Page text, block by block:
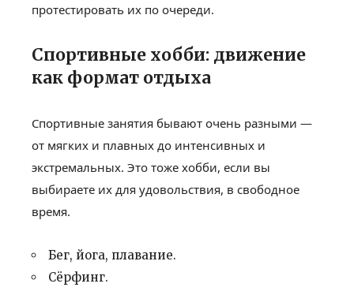
протестировать их по очереди.
Спортивные хобби: движение
как формат отдыха
Спортивные занятия бывают очень разными —
от мягких и плавных до интенсивных и
экстремальных. Это тоже хобби, если вы
выбираете их для удовольствия, в свободное
время.
Бег, йога, плавание.
Сёрфинг.